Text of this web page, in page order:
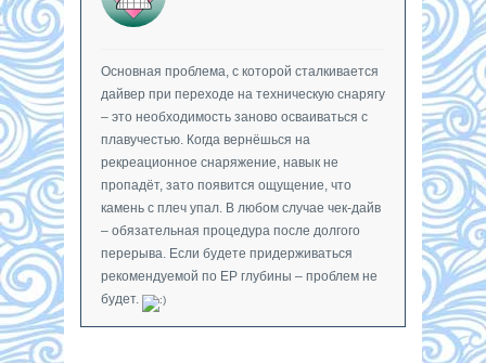
Основная проблема, с которой сталкивается
дайвер при переходе на техническую снарягу
– это необходимость заново осваиваться с
плавучестью. Когда вернёшься на
рекреационное снаряжение, навык не
пропадёт, зато появится ощущение, что
камень с плеч упал. В любом случае чек-дайв
– обязательная процедура после долгого
перерыва. Если будете придерживаться
рекомендуемой по ЕР глубины – проблем не
будет.